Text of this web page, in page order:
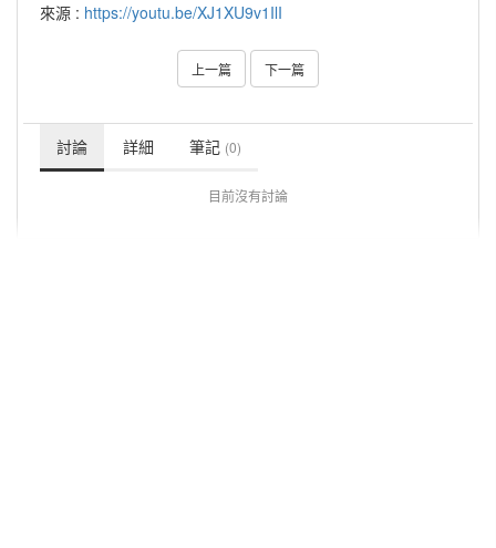
來源 : https://youtu.be/XJ1XU9v1IlI
上一篇 下一篇
討論 詳細 筆記 (0)
目前沒有討論